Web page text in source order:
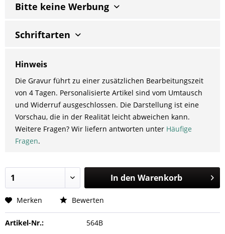
Bitte keine Werbung
Schriftarten
Hinweis
Die Gravur führt zu einer zusätzlichen Bearbeitungszeit
von 4 Tagen. Personalisierte Artikel sind vom Umtausch
und Widerruf ausgeschlossen. Die Darstellung ist eine
Vorschau, die in der Realität leicht abweichen kann.
Weitere Fragen? Wir liefern antworten unter Häufige
Fragen.
In den Warenkorb
Merken Bewerten
Artikel-Nr.: 564B